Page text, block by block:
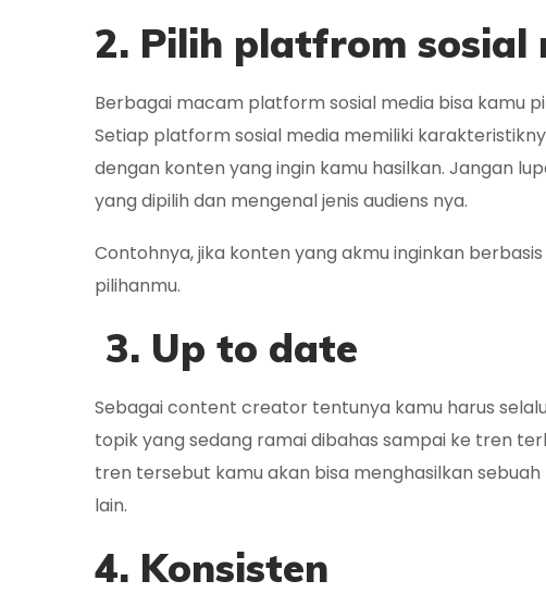
2. Pilih platfrom sosial
Berbagai macam platform sosial media bisa kamu
Setiap platform sosial media memiliki
dengan konten yang ingin kamu hasilkan. Jangan
yang dipilih dan mengenal jenis audiens nya.
Contohnya, jika konten yang akmu inginkan
pilihanmu.
3. Up to date
Sebagai content creator tentunya kamu harus
topik yang sedang ramai dibahas sampai ke tren
tren tersebut kamu akan bisa menghasilkan
lain.
4. Konsisten